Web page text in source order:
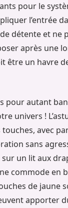
pour le
l’entrée
détente et ne
après une
être un havre
pour autant
univers !
avec
sans
un lit aux
commode en
de jaune
apporter